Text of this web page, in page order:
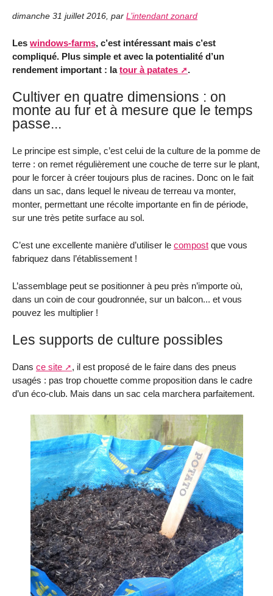
dimanche 31 juillet 2016 par L’intendant zonard
Les windows-farms, c’est intéressant mais c’est
compliqué. Plus simple et avec la potentialité d’un
rendement important : latour à patates .
Cultiver en quatre dimensions : on
monte au fur et à mesure que le temps
passe...
Le principe est simple, c’est celui de la culture de la pomme de
terre : on remet régulièrement une couche de terre sur le plant,
pour le forcer à créer toujours plus de racines. Donc on le fait
dans un sac, dans lequel le niveau de terreau va monter,
monter, permettant une récolte importante en fin de période,
sur une très petite surface au sol.
C’est une excellente manière d’utiliser le compost que vous
fabriquez dans l’établissement !
L’assemblage peut se positionner à peu près n’importe où,
dans un coin de cour goudronnée, sur un balcon... et vous
pouvez les multiplier !
Les supports de culture possibles
Dans ce site
, il est proposé de le faire dans des pneus
usagés : pas trop chouette comme proposition dans le cadre
d’un éco-club. Mais dans un sac cela marchera parfaitement.